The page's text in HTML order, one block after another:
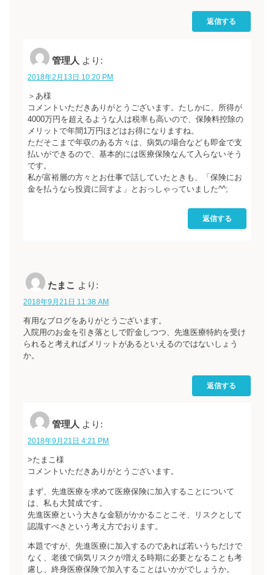
返信する
管理人 より:
2018年2月13日 10:20 PM
＞あ様
コメントいただきありがとうございます。たしかに、所得が
4000万円を超えるような人は税率も高いので、保険料控除の
メリットで年間1万円ほどはお得になりますね。
ただそこまで年収のある方々は、病気の場合なども即金で支
払いができるので、基本的には医療保険なんて入らないそう
です。
私が富裕層の方々とお仕事で話していたときも、「保険にお
金を払うなら投資に回すよ」とおっしゃっていました^^;
返信する
たまこ より:
2018年9月21日 11:38 AM
有用なブログをありがとうございます。
入院用のお金を引き落としで貯金しつつ、先進医療特約を受け
られると考えればメリットがあるといえるのではないしょう
か。
返信する
管理人 より:
2018年9月21日 4:21 PM
>たまこ様
コメントいただきありがとうございます。
まず、先進医療を求めて医療保険に加入することについて
は、私も大賛成です。
先進医療という大きな金額がかかることこそ、リスクとして
認識すべきという考え方でおります。
本題ですが、先進医療に加入するのであれば若いうちだけで
なく、老後で病気リスクが増える時期に必要となることも考
慮し、終身医療保険で加入することはいかがでしょうか。